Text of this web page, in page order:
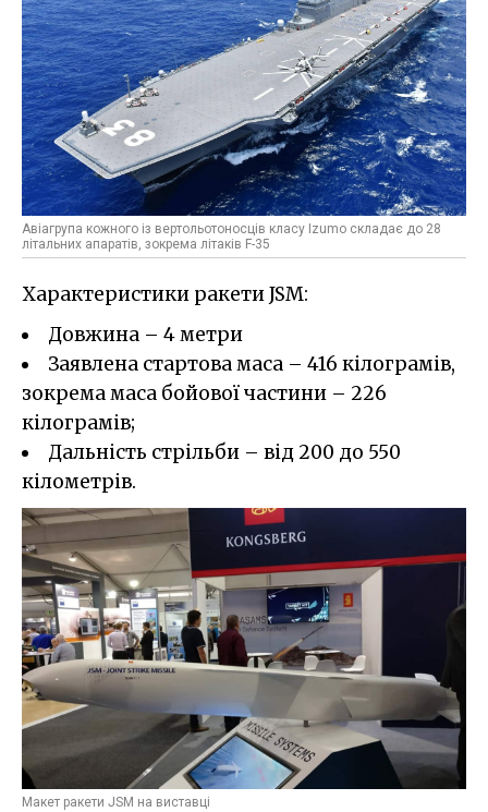
Авіагрупа кожного із вертольотоносців класу Izumo складає до 28
літальних апаратів, зокрема літаків F-35
Характеристики ракети JSM:
Довжина – 4 метри
Заявлена стартова маса – 416 кілограмів,
зокрема маса бойової частини – 226
кілограмів;
Дальність стрільби – від 200 до 550
кілометрів.
Макет ракети JSM на виставці